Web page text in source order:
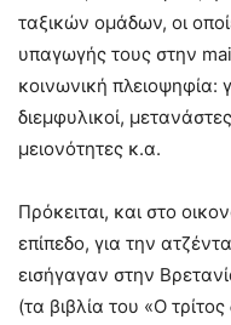
ταξικών ομάδων, οι
υπαγωγής τους στην
κοινωνική πλειοψηφία:
διεμφυλικοί,
μειονότητες κ.α.
Πρόκειται, και στο
επίπεδο, για την
εισήγαγαν στην
(τα βιβλία του «Ο